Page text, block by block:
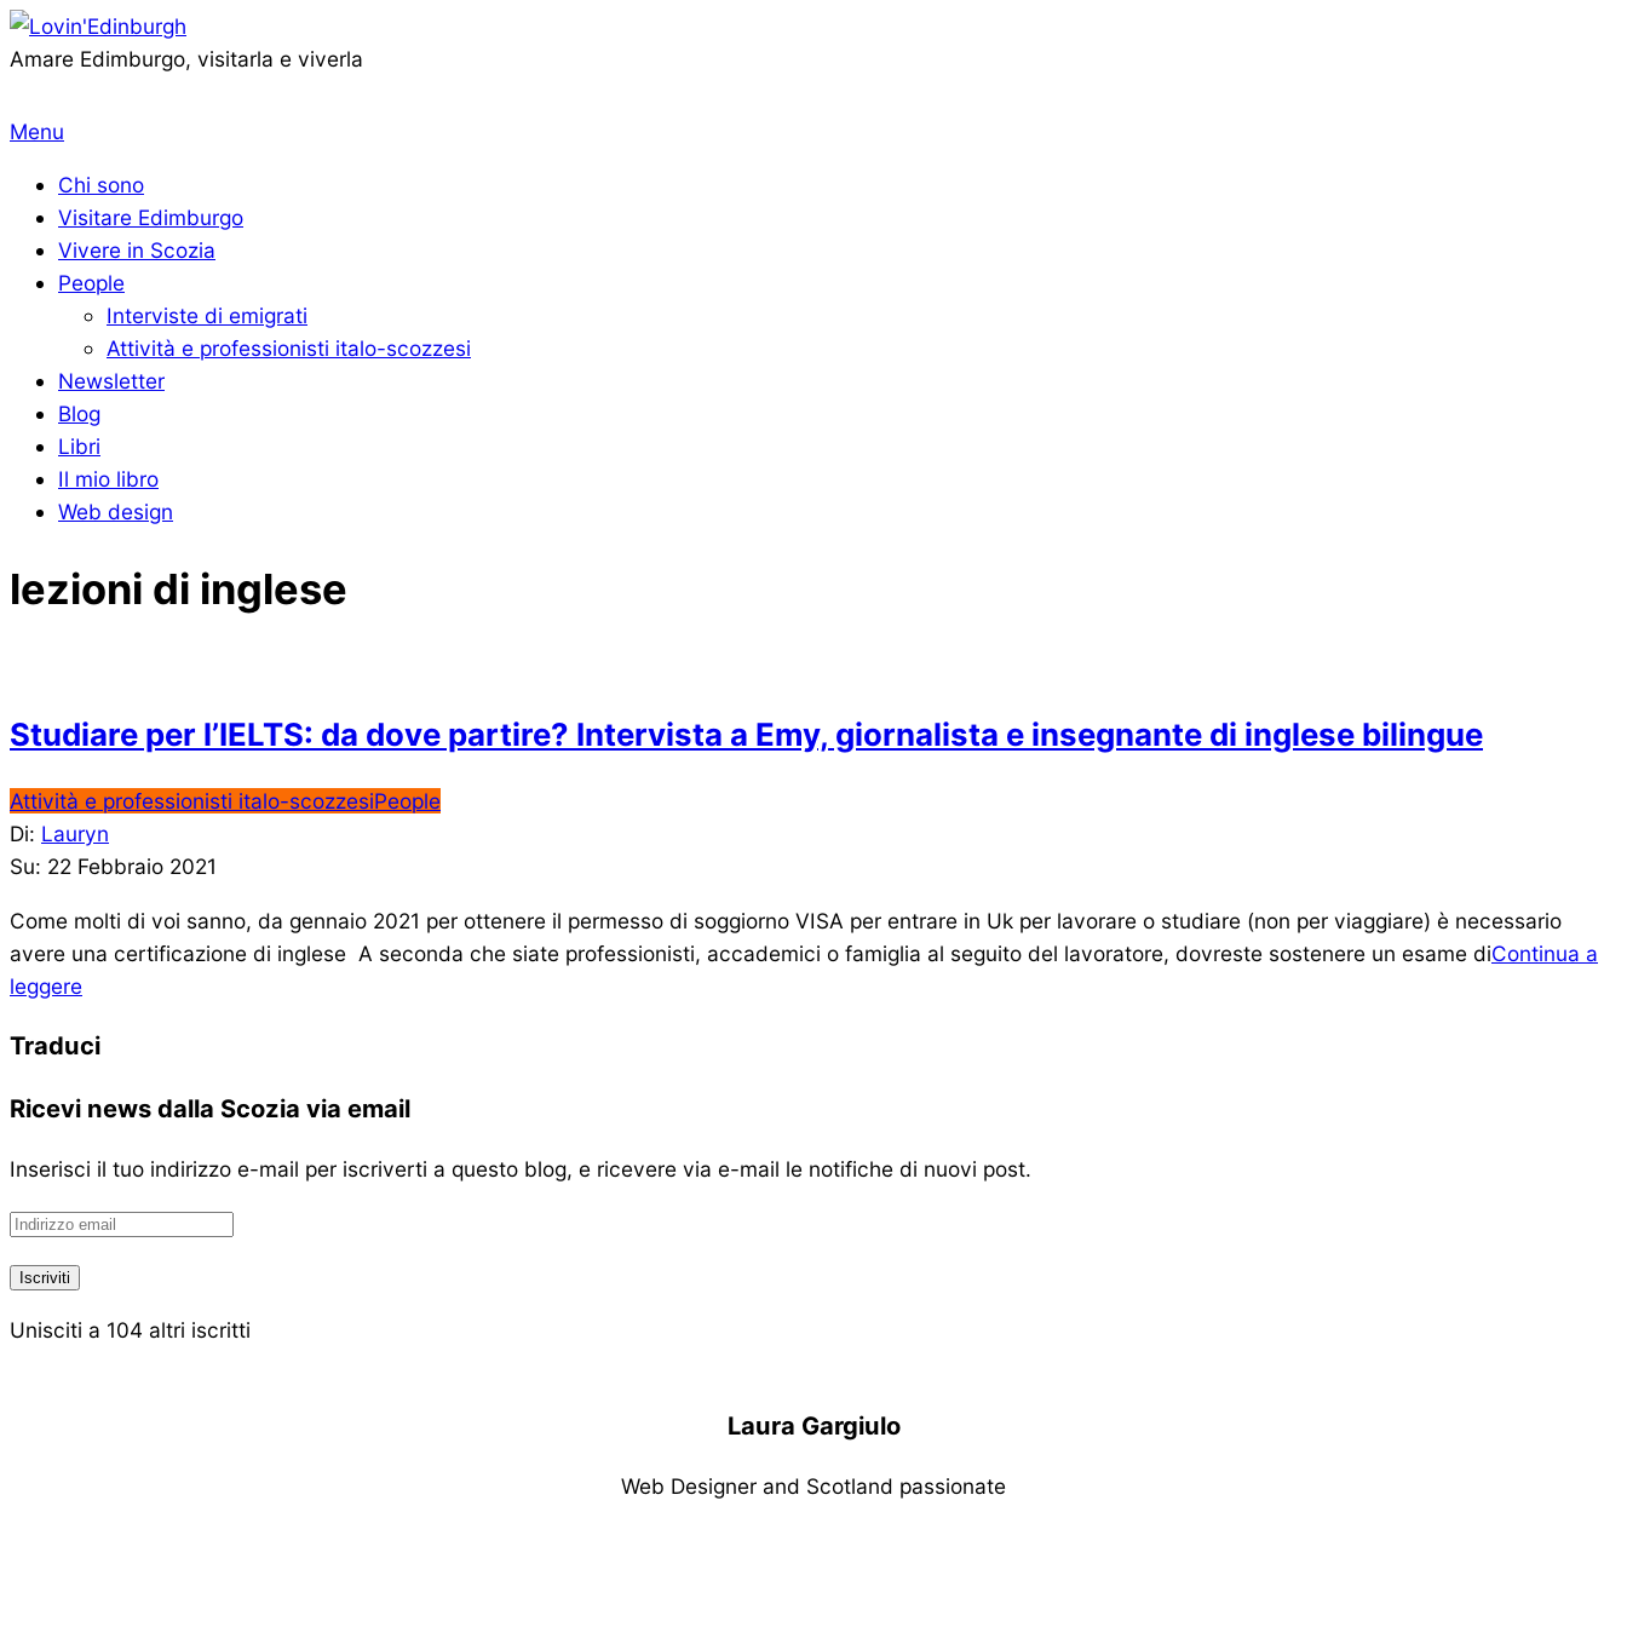
Vai
al
Lovin'Edinburgh
Amare Edimburgo, visitarla e viverla
Menu
navigazione
primaria
Menu
Chi sono
Visitare Edimburgo
Vivere in Scozia
People
Interviste di emigrati
Attività e professionisti italo-scozzesi
Newsletter
Blog
Libri
Il mio libro
Web design
lezioni di inglese
Studiare per l’IELTS: da dove partire? Intervista a Emy, giornalista e insegnante di inglese bilingue
2021-
02-
22
Attività e professionisti italo-scozzesiPeople
Di: Lauryn
Su: 22 Febbraio 2021
Come molti di voi sanno, da gennaio 2021 per ottenere il permesso di soggiorno VISA per entrare in Uk per lavorare o studiare (non per viaggiare) è necessario
avere una certificazione di inglese A seconda che siate professionisti, accademici o famiglia al seguito del lavoratore, dovreste sostenere un esame diContinua a
leggere
Traduci
Ricevi news dalla Scozia via email
Inserisci il tuo indirizzo e-mail per iscriverti a questo blog, e ricevere via e-mail le notifiche di nuovi post.
Indirizzo
Iscriviti
Unisciti a 104 altri iscritti
Laura Gargiulo
Web Designer and Scotland passionate